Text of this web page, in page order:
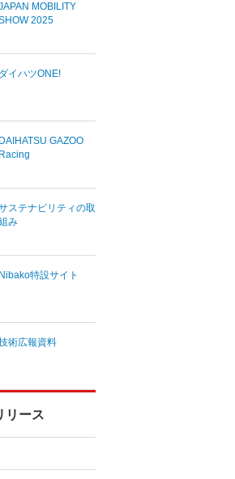
MOBILITY
2025
ダイハツONE!
DAIHATSU GAZOO
Racing
ステナビリティの取
み
Nibako特設サイト
術広報資料
リース